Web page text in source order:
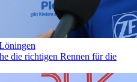
die richtigen Rennen für die